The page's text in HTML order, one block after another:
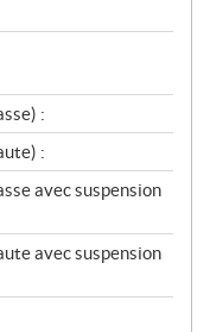
:
:
avec suspension
avec suspension